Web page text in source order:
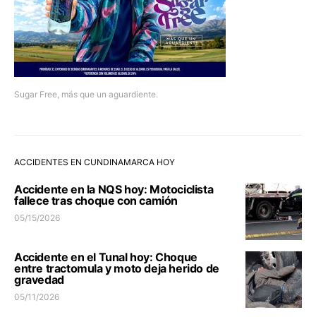
Sugar Free, más que un aguardiente.
ACCIDENTES EN CUNDINAMARCA HOY
Accidente en la NQS hoy: Motociclista
fallece tras choque con camión
05/15/2026
Accidente en el Tunal hoy: Choque
entre tractomula y moto deja herido de
gravedad
05/11/2026